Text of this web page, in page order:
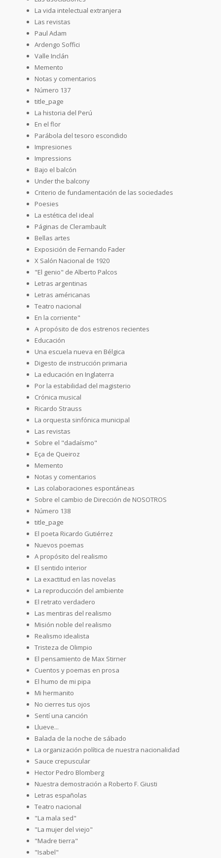
La vida intelectual extranjera
Las revistas
Paul Adam
Ardengo Soffici
Valle Inclán
Memento
Notas y comentarios
Número 137
title_page
La historia del Perú
En el flor
Parábola del tesoro escondido
Impresiones
Impressions
Bajo el balcón
Under the balcony
Criterio de fundamentación de las sociedades
Poesies
La estética del ideal
Páginas de Clerambault
Bellas artes
Exposición de Fernando Fader
X Salón Nacional de 1920
"El genio" de Alberto Palcos
Letras argentinas
Letras américanas
Teatro nacional
En la corriente"
A propósito de dos estrenos recientes
Educación
Una escuela nueva en Bélgica
Digesto de instrucción primaria
La educación en Inglaterra
Por la estabilidad del magisterio
Crónica musical
Ricardo Strauss
La orquesta sinfónica municipal
Las revistas
Sobre el "dadaísmo"
Eça de Queiroz
Memento
Notas y comentarios
Las colaboraciones espontáneas
Sobre el cambio de Dirección de NOSOTROS
Número 138
title_page
El poeta Ricardo Gutiérrez
Nuevos poemas
A propósito del realismo
El sentido interior
La exactitud en las novelas
La reproducción del ambiente
El retrato verdadero
Las mentiras del realismo
Misión noble del realismo
Realismo idealista
Tristeza de Olimpio
El pensamiento de Max Stirner
Cuentos y poemas en prosa
El humo de mi pipa
Mi hermanito
No cierres tus ojos
Sentí una canción
Llueve...
Balada de la noche de sábado
La organización política de nuestra nacionalidad
Sauce crepuscular
Hector Pedro Blomberg
Nuestra demostración a Roberto F. Giusti
Letras españolas
Teatro nacional
"La mala sed"
"La mujer del viejo"
"Madre tierra"
"Isabel"